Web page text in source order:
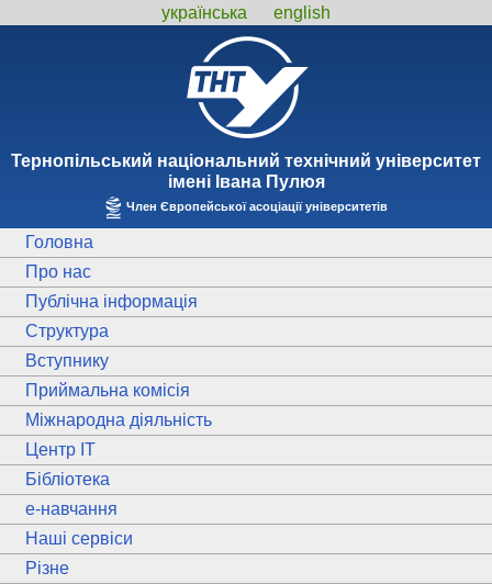
українська english
Тернопiльський національний технiчний унiверситет
iменi Iвана Пулюя
Член Європейської асоціації університетів
Головна
Про нас
Публічна інформація
Структура
Вступнику
Приймальна комісія
Міжнародна діяльність
Центр ІТ
Бібліотека
e-навчання
Наші сервіси
Різне